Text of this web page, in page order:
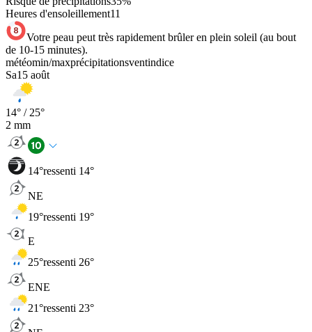
Heures d'ensoleillement11
Votre peau peut très rapidement brûler en plein soleil (au bout
de 10-15 minutes).
météomin/maxprécipitationsventindice
Sa15 août
14° / 25°
2 mm
14°ressenti 14°
NE
19°ressenti 19°
E
25°ressenti 26°
ENE
21°ressenti 23°